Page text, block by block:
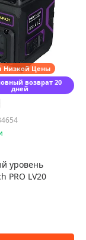
Низкой Цены
возврат 20
дней
уровень
PRO LV20